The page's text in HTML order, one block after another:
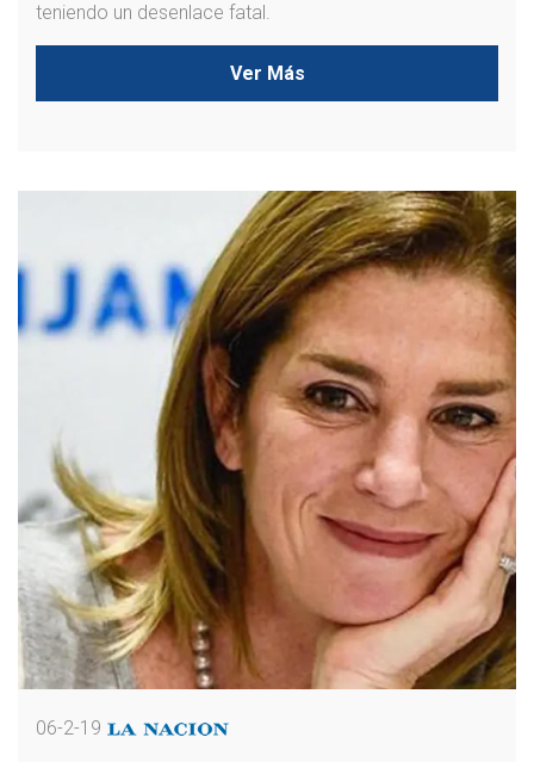
teniendo un desenlace fatal.
Ver Más
06-2-19